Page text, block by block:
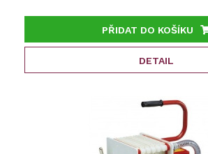
PŘIDAT DO KOŠÍKU
DETAIL